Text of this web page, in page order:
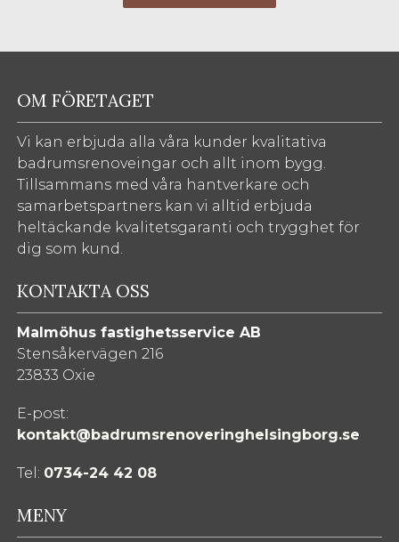
OM FÖRETAGET
Vi kan erbjuda alla våra kunder kvalitativa
badrumsrenoveingar och allt inom bygg.
Tillsammans med våra hantverkare och
samarbetspartners kan vi alltid erbjuda
heltäckande kvalitetsgaranti och trygghet för
dig som kund.
KONTAKTA OSS
Malmöhus fastighetsservice AB
Stensåkervägen 216
23833 Oxie
E-post:
kontakt@badrumsrenoveringhelsingborg.se
Tel: 0734-24 42 08
MENY